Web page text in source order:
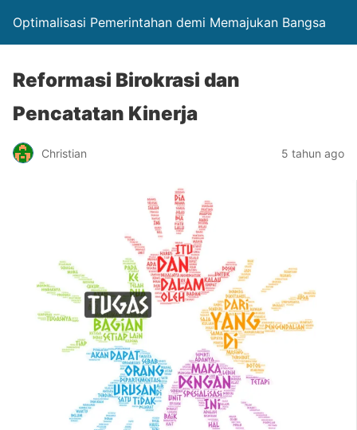
Optimalisasi Pemerintahan demi Memajukan Bangsa
Reformasi Birokrasi dan
Pencatatan Kinerja
Christian 5 tahun ago